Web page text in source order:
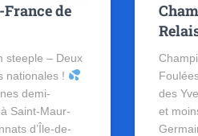
de
steeple – Deux
nationales !
demi-
Saint-Maur-
d’Île-de-
des
et